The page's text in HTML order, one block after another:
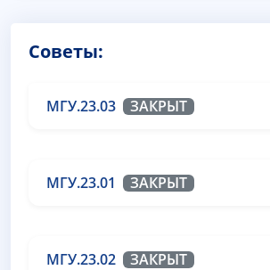
Советы:
МГУ.23.03 ЗАКРЫТ
МГУ.23.01 ЗАКРЫТ
МГУ.23.02 ЗАКРЫТ